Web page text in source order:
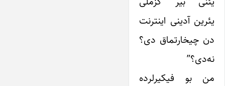
یئرین آدینی اینترنت
دن چیخارتماق دی؟
نه‌دی؟”
من بو فیکیرلرده